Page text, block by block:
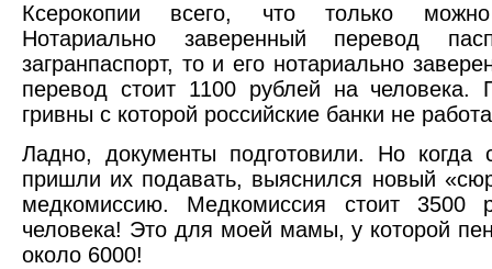
Ксерокопии всего, что только можно
Нотариально заверенный перевод
загранпаспорт, то и его нотариально
перевод стоит 1100 рублей на
гривны с которой российские банки не
Ладно, документы подготовили. Но когда
пришли их подавать, выяснился новый
медкомиссию. Медкомиссия стоит 3500
человека! Это для моей мамы, у которой
около 6000!